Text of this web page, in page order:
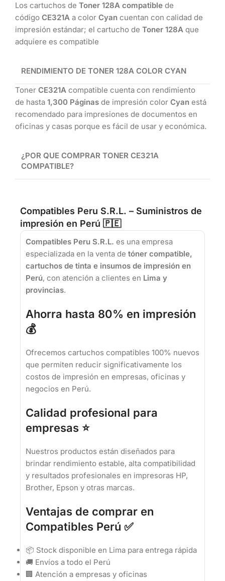
Los cartuchos de Toner 128A compatible de
código CE321A a color Cyan cuentan con calidad de
impresión estándar; el cartucho de Toner 128A que
adquiere es compatible
RENDIMIENTO DE TONER 128A COLOR CYAN
Toner CE321A compatible cuenta con rendimiento
de hasta 1,300 Páginas de impresión color Cyan está
recomendado para impresiones de documentos en
oficinas y casas porque es fácil de usar y económica.
¿POR QUE COMPRAR TONER CE321A
COMPATIBLE?
Compatibles Peru S.R.L. – Suministros de
impresión en Perú 🇵🇪
Compatibles Peru S.R.L. es una empresa
especializada en la venta de tóner compatible,
cartuchos de tinta e insumos de impresión en
Perú, con atención a clientes en Lima y
provincias.
Ahorra hasta 80% en impresión
💰
Ofrecemos cartuchos compatibles 100% nuevos
que permiten reducir significativamente los
costos de impresión en empresas, oficinas y
negocios en Perú.
Calidad profesional para
empresas ⭐
Nuestros productos están diseñados para
brindar rendimiento estable, alta compatibilidad
y resultados profesionales en impresoras HP,
Brother, Epson y otras marcas.
Ventajas de comprar en
Compatibles Perú ✅
📦 Stock disponible en Lima para entrega rápida
🚚 Envíos a todo el Perú
🏢 Atención a empresas y oficinas